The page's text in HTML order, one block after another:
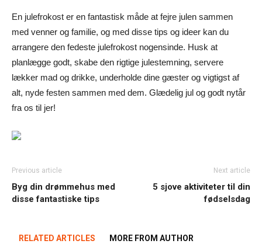
En julefrokost er en fantastisk måde at fejre julen sammen
med venner og familie, og med disse tips og ideer kan du
arrangere den fedeste julefrokost nogensinde. Husk at
planlægge godt, skabe den rigtige julestemning, servere
lækker mad og drikke, underholde dine gæster og vigtigst af
alt, nyde festen sammen med dem. Glædelig jul og godt nytår
fra os til jer!
Previous article
Byg din drømmehus med
disse fantastiske tips
Next article
5 sjove aktiviteter til din
fødselsdag
RELATED ARTICLES MORE FROM AUTHOR